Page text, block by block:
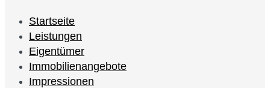
Startseite
Leistungen
Eigentümer
Immobilienangebote
Impressionen